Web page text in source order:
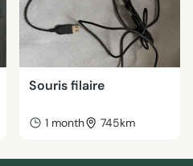
Souris filaire
1 month 745km